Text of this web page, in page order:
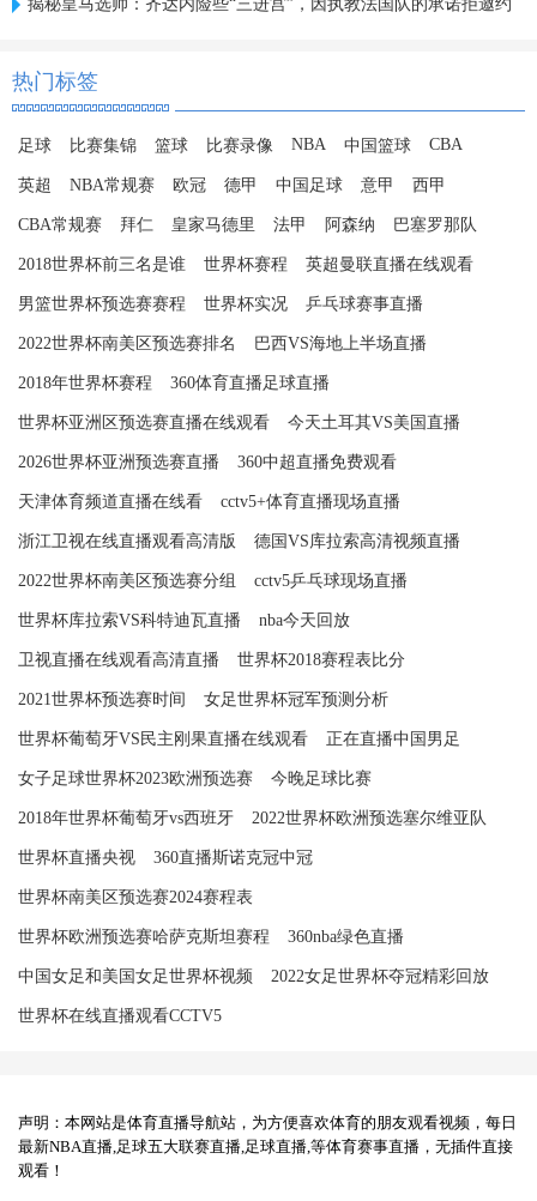
揭秘皇马选帅：齐达内险些“三进宫”，因执教法国队的承诺拒邀约
热门标签
足球 比赛集锦 篮球 比赛录像 NBA 中国篮球 CBA
英超 NBA常规赛 欧冠 德甲 中国足球 意甲 西甲
CBA常规赛 拜仁 皇家马德里 法甲 阿森纳 巴塞罗那队
2018世界杯前三名是谁 世界杯赛程 英超曼联直播在线观看
男篮世界杯预选赛赛程 世界杯实况 乒乓球赛事直播
2022世界杯南美区预选赛排名 巴西VS海地上半场直播
2018年世界杯赛程 360体育直播足球直播
世界杯亚洲区预选赛直播在线观看 今天土耳其VS美国直播
2026世界杯亚洲预选赛直播 360中超直播免费观看
天津体育频道直播在线看 cctv5+体育直播现场直播
浙江卫视在线直播观看高清版 德国VS库拉索高清视频直播
2022世界杯南美区预选赛分组 cctv5乒乓球现场直播
世界杯库拉索VS科特迪瓦直播 nba今天回放
卫视直播在线观看高清直播 世界杯2018赛程表比分
2021世界杯预选赛时间 女足世界杯冠军预测分析
世界杯葡萄牙VS民主刚果直播在线观看 正在直播中国男足
女子足球世界杯2023欧洲预选赛 今晚足球比赛
2018年世界杯葡萄牙vs西班牙 2022世界杯欧洲预选塞尔维亚队
世界杯直播央视 360直播斯诺克冠中冠
世界杯南美区预选赛2024赛程表
世界杯欧洲预选赛哈萨克斯坦赛程 360nba绿色直播
中国女足和美国女足世界杯视频 2022女足世界杯夺冠精彩回放
世界杯在线直播观看CCTV5
声明：本网站是体育直播导航站，为方便喜欢体育的朋友观看视频，每日
最新NBA直播,足球五大联赛直播,足球直播,等体育赛事直播，无插件直接
观看！